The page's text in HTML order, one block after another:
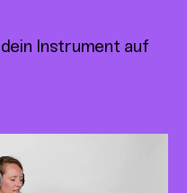
Instrument auf